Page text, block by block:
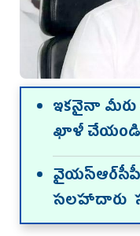
ఇకనైనా మీరు
ఖాళీ చేయండి
వైయ‌స్ఆర్‌సీపీ
స‌ల‌హాదారు